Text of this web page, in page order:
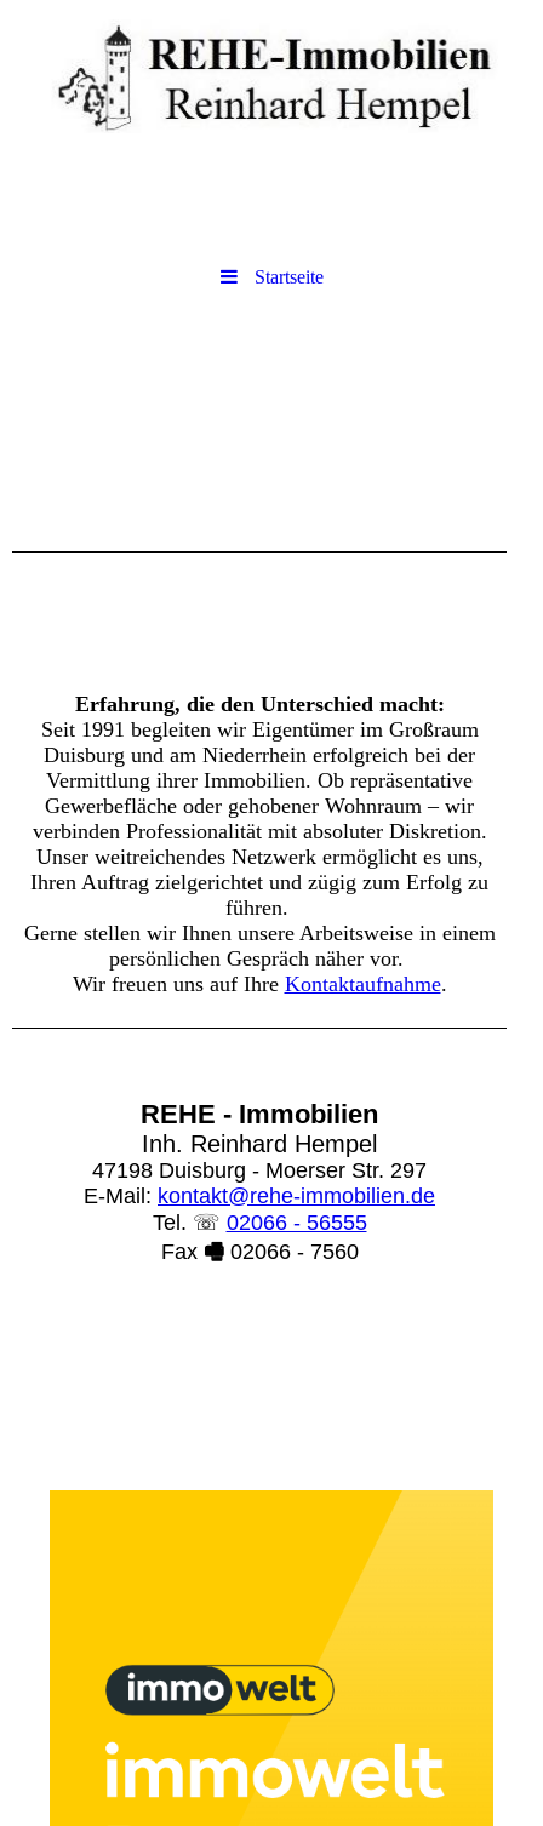
Startseite
Erfahrung, die den Unterschied macht:
Seit 1991 begleiten wir Eigentümer im Großraum
Duisburg und am Niederrhein erfolgreich bei der
Vermittlung ihrer Immobilien. Ob repräsentative
Gewerbefläche oder gehobener Wohnraum – wir
verbinden Professionalität mit absoluter Diskretion.
Unser weitreichendes Netzwerk ermöglicht es uns,
Ihren Auftrag zielgerichtet und zügig zum Erfolg zu
führen.
Gerne stellen wir Ihnen unsere Arbeitsweise in einem
persönlichen Gespräch näher vor.
Wir freuen uns auf Ihre Kontaktaufnahme.
REHE - Immobilien
Inh. Reinhard Hempel
47198 Duisburg - Moerser Str. 297
E-Mail: kontakt@rehe-immobilien.de
Tel. ☏ 02066 - 56555
Fax 🖷02066 - 7560